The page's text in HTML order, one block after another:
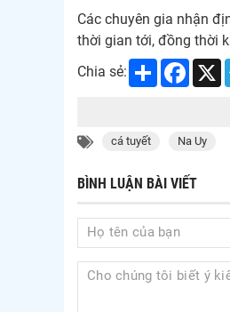
Các chuyên gia nhận
thời gian tới, đồng thời
Chia sẻ:
Share X
cá tuyết Na Uy
BÌNH LUẬN BÀI VIẾT